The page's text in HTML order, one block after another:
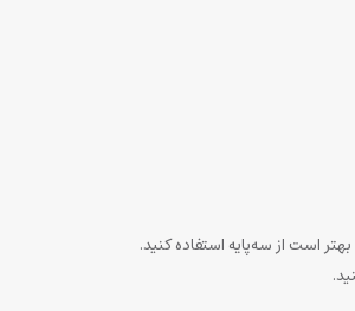
است از سه‌پایه استفاده کنید.